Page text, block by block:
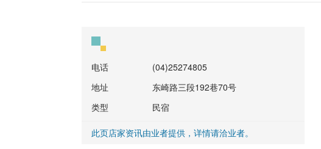
电话
(04)25274805
地址
东崎路三段192巷70号
类型
民宿
此页店家资讯由业者提供，详情请洽业者。